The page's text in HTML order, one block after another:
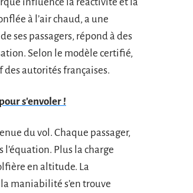
à l’air chaud, a une
ses passagers, répond à des
Selon le modèle certifié,
des autorités françaises.
s'envoler !
du vol. Chaque passager,
Plus la charge
en altitude. La
maniabilité s’en trouve